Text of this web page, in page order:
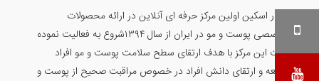
شانار اسکین اولین مرکز حرفه ای آنلاین در ارائه محصولات
تخصصی پوست و مو در ایران از سال ۱۳۹۴شروع به فعالیت نموده
است این مرکز با هدف ارتقای سطح سلامت پوست و مو افراد
جامعه و ارتقای دانش افراد در خصوص مراقبت صحیح از پوست و